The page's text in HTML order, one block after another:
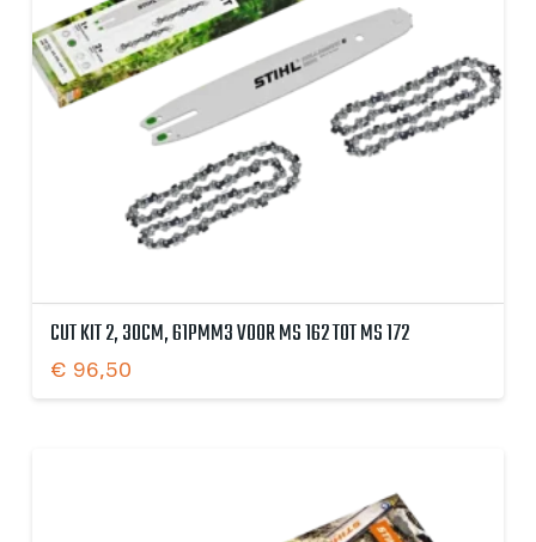
CUT KIT 2, 30CM, 61PMM3 VOOR MS 162 TOT MS 172
€ 96,50